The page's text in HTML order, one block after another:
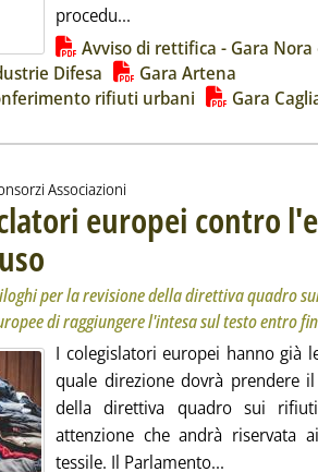
procedu...
alla notizia
Avviso di rettifica - Gara
Difesa
Gara Artena
rifiuti urbani
Gara
Associazioni
europei contro
. Sottotitolo: In vista dell'avvio dei triloghi per la
. Pubblicata mercoledì 19 giugno 2024 alle 16.2.
per la revisione della direttiva quadro
di raggiungere l'intesa sul testo entro
I colegislatori europei hanno già
quale direzione dovrà prendere
della direttiva quadro sui
attenzione che andrà riservata
tessile. Il Parlamento...